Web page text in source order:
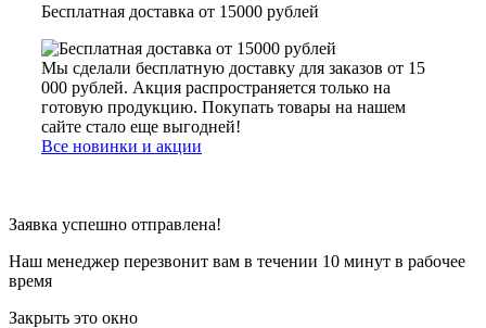
Бесплатная доставка от 15000 рублей
Мы сделали бесплатную доставку для заказов от 15
000 рублей. Акция распространяется только на
готовую продукцию. Покупать товары на нашем
сайте стало еще выгодней!
Все новинки и акции
Заявка успешно отправлена!
Наш менеджер перезвонит вам в течении 10 минут в рабочее
время
Закрыть это окно